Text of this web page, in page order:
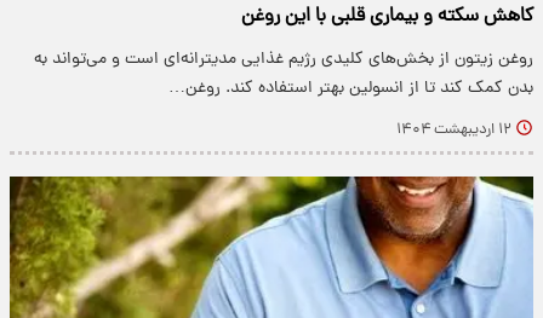
کاهش سکته و بیماری قلبی با این روغن
روغن زیتون از بخش‌های کلیدی رژیم غذایی مدیترانه‌ای است و می‌تواند به
بدن کمک کند تا از انسولین بهتر استفاده کند. روغن…
۱۲ اردیبهشت ۱۴۰۴